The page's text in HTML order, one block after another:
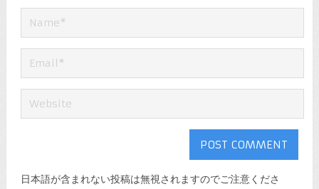
日本語が含まれない投稿は無視されますのでご注意くださ